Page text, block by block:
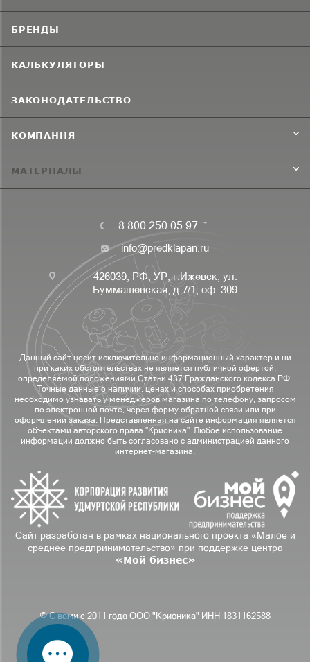
БРЕНДЫ
КАЛЬКУЛЯТОРЫ
ЗАКОНОДАТЕЛЬСТВО
КОМПАНИЯ
МАТЕРИАЛЫ
8 800 250 05 97
info@predklapan.ru
426039, РФ, УР, г.Ижевск, ул.
Буммашевская, д.7/1, оф. 309
Данный сайт носит исключительно информационный характер и ни
при каких обстоятельствах не является публичной офертой,
определяемой положениями Статьи 437 Гражданского кодекса РФ.
Точные данные о наличии, ценах и способах приобретения
необходимо узнавать у менеджеров магазина по телефону, запросом
по электронной почте, через форму обратной связи или при
оформлении заказа. Представленная на сайте информация является
объектами авторского права "Крионика". Любое использование
информации должно быть согласовано с администрацией данного
интернет-магазина.
Сайт разработан в рамках национального проекта «Малое и
среднее предпринимательство» при поддержке центра
«Мой бизнес»
© С вами с 2011 года ООО "Крионика" ИНН 1831162588